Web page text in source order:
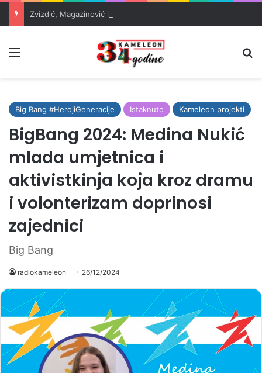
Big Bang #HerojiGeneracije Istaknuto Kameleon projekti
BigBang 2024: Medina Nukić
mlada umjetnica i
aktivistkinja koja kroz dramu
i volonterizam doprinosi
zajednici
Big Bang
radiokameleon 26/12/2024